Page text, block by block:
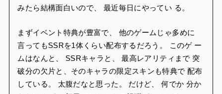
みたら結構面白いので、 最近毎日にやってい る。
まずイベント特典が豊富で、 他のゲームじゃ多めに
言ってもSSRを1体くらい配布するだろう。 このゲ ー
ムはなんと、 SSRキャラと、 最高レアリティまで 突
破分の欠片と、そのキャラの限定スキンも特典で 配布
している。 太腹だなと思った。 だけど、 何でか 分か